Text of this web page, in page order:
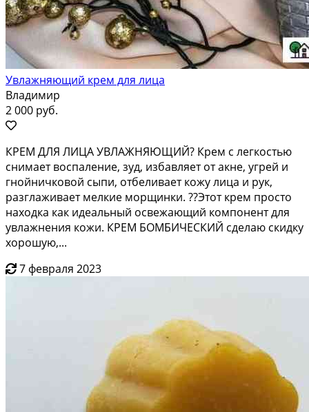
Увлажняющий крем для лица
Владимир
2 000 руб.
КРЕМ ДЛЯ ЛИЦА УВЛАЖНЯЮЩИЙ? Крем с легкостью
снимает воспаление, зуд, избавляет от акне, угрей и
гнойничковой сыпи, отбеливает кожу лица и рук,
разглаживает мелкие морщинки. ??Этот крем просто
находка как идеальный освежающий компонент для
увлажнения кожи. КРЕМ БОМБИЧЕСКИЙ сделаю скидку
хорошую,...
7 февраля 2023